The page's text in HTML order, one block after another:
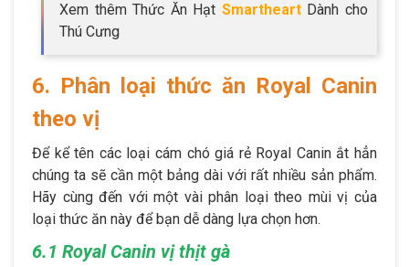
Xem thêm Thức Ăn Hạt SmartheartDành cho
Thú Cưng
6. Phân loại thức ăn Royal Canin
theo vị
Để kể tên các loại cám chó giá rẻ Royal Canin ắt hẳn
chúng ta sẽ cần một bảng dài với rất nhiều sản phẩm.
Hãy cùng đến với một vài phân loại theo mùi vị của
loại thức ăn này để bạn dễ dàng lựa chọn hơn.
6.1 Royal Canin vị thịt gà